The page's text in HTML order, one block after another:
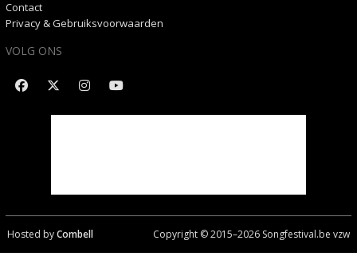
Contact
Privacy & Gebruiksvoorwaarden
VOLG ONS
Hosted byCombell Copyright © 2015–2026Songfestival.be vzw